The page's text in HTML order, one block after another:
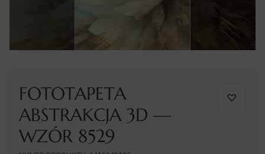
FOTOTAPETA
ABSTRAKCJA 3D —
WZÓR 8529